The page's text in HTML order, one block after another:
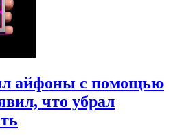
айфоны с помощью
что убрал